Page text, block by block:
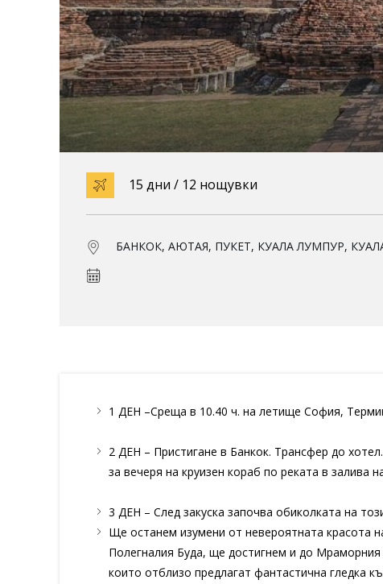
15 дни / 12 нощувки
БАНКОК, АЮТАЯ, ПУКЕТ, КУАЛА ЛУМПУР,
1 ДЕН –Среща в 10.40 ч. на летище София,
2 ДЕН – Пристигане в Банкок. Трансфер до
за вечеря на круизен кораб по реката в
3 ДЕН – След закуска започва обиколката на
Ще останем изумени от невероятната красота
Полегналия Буда, ще достигнем и до
които отблизо предлагат фантастична гледка